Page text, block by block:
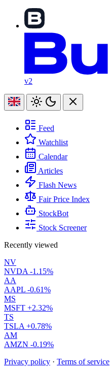
v2
Feed
Watchlist
Calendar
Articles
Flash News
Fair Price Index
StockBot
Stock Screener
Recently viewed
NV
NVDA -1.15%
AA
AAPL -0.61%
MS
MSFT +2.32%
TS
TSLA +0.78%
AM
AMZN -0.19%
Privacy policy · Terms of service